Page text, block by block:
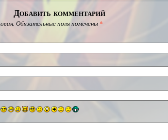
Добавить комментарий
Обязательные поля помечены *